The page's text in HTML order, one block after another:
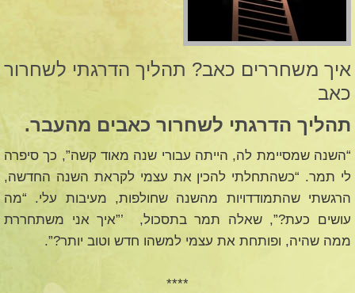
איך משחררים כאב? תהליך הדרגתי לשחרור
כאב
תהליך הדרגתי לשחרור כאבים מהעבר.
“השנה שמסיימת לה, הייתה עבורי שנה מאוד קשה”, כך סיפרה
לי תמר. “כשהתחלתי להכין את עצמי לקראת השנה החדשה,
הרגשתי שהתמודדויות מהשנה שחולפות, מעיבות עלי. “מה
עושים כעת?”, שאלה תמר בתסכול, ’”איך אני משתחררת
ממה שהיה, ופותחת את עצמי למשהו חדש וטוב יותר?”.
****